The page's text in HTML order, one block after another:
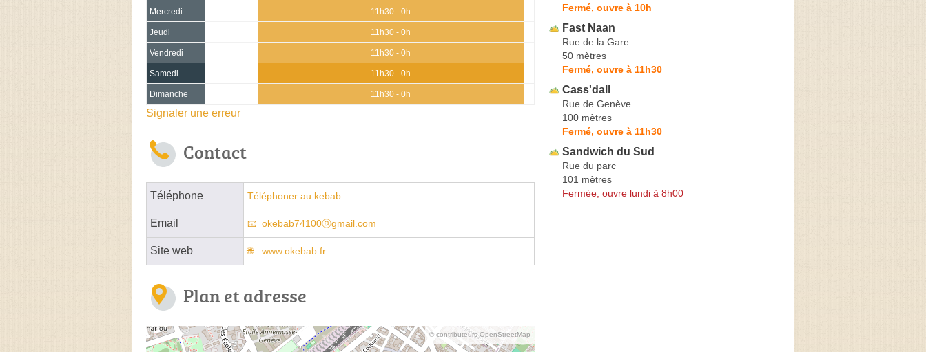
Mercredi 11h30 - 0h
Jeudi 11h30 - 0h
Vendredi 11h30 - 0h
Samedi 11h30 - 0h
Dimanche 11h30 - 0h
Signaler une erreur
Contact
Téléphone Téléphoner au kebab
Email okebab74100ⓐgmail.com
Site web www.okebab.fr
Plan et adresse
© contributeurs OpenStreetMap
Fermé, ouvre à 10h
Fast Naan
Rue de la Gare
50 mètres
Fermé, ouvre à 11h30
Cass'dall
Rue de Genève
100 mètres
Fermé, ouvre à 11h30
Sandwich du Sud
Rue du parc
101 mètres
Fermée, ouvre lundi à 8h00